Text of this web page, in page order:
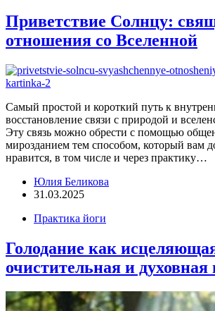
Приветствие Солнцу:
отношения со Вселенной
Самый простой и короткий путь к
восстановление связи с природой и
Эту связь можно обрести с помощью
мирозданием тем способом, который вам
нравится, в том числе и через практику…
Юлия Беликова
31.03.2025
Практика йоги
Голодание как
очистительная и духовная